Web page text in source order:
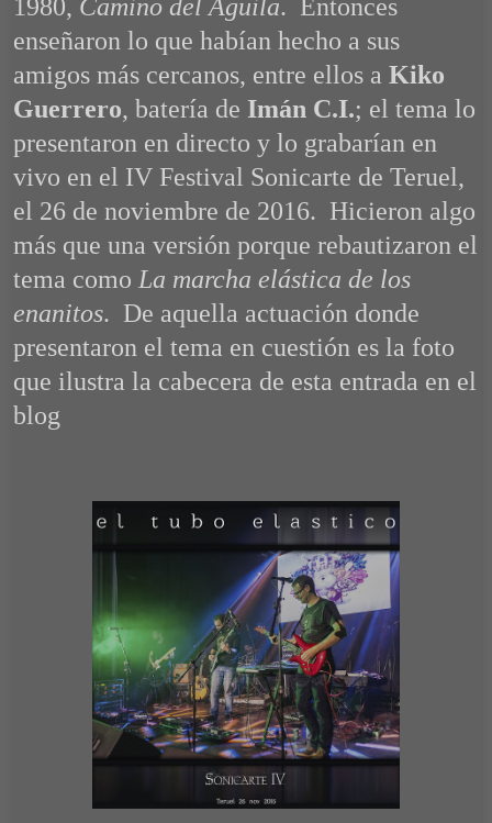
1980, Camino del Águila. Entonces
enseñaron lo que habían hecho a sus
amigos más cercanos, entre ellos a Kiko
Guerrero, batería de Imán C.I.; el tema lo
presentaron en directo y lo grabarían en
vivo en el IV Festival Sonicarte de Teruel,
el 26 de noviembre de 2016. Hicieron algo
más que una versión porque rebautizaron el
tema como La marcha elástica de los
enanitos. De aquella actuación donde
presentaron el tema en cuestión es la foto
que ilustra la cabecera de esta entrada en el
blog